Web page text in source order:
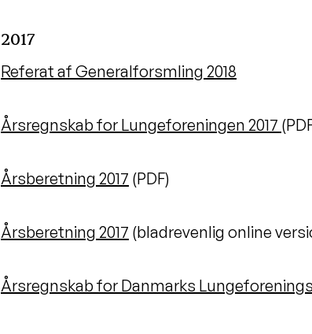
2017
Referat af Generalforsmling 2018
Årsregnskab for Lungeforeningen 2017
Årsberetning 2017 (PDF)
Årsberetning 2017 (bladrevenlig online
Årsregnskab for Danmarks